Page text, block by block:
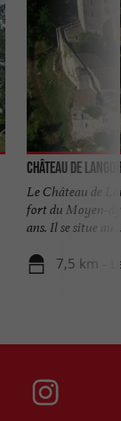
Château de
Le Château de
fort du Moyen-
ans. Il se situe au
7,5 km -